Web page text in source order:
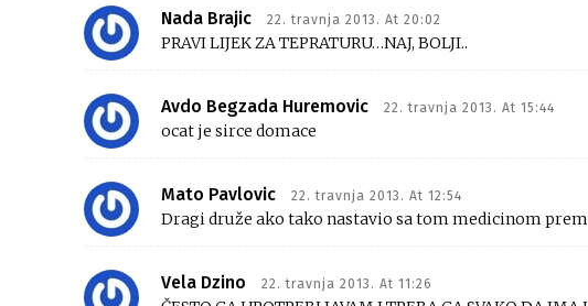
Nada Brajic 22. travnja 2013. At 20:02
PRAVI LIJEK ZA TEPRATURU…NAJ, BOLJI..
Avdo Begzada Huremovic 22. travnja 2013. At 15:44
ocat je sirce domace
Mato Pavlovic 22. travnja 2013. At 12:54
Dragi druže ako tako nastavio sa tom medicinom
Vela Dzino 22. travnja 2013. At 11:26